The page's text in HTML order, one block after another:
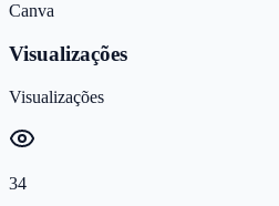
Canva
Visualizações
Visualizações
34